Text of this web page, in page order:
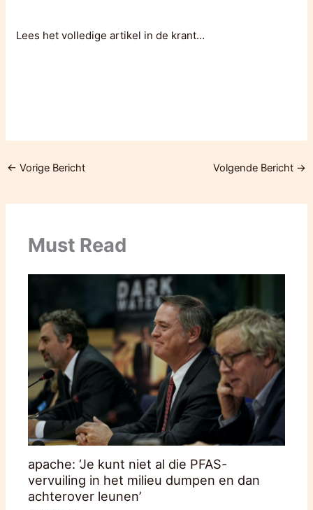
Lees het volledige artikel in de krant…
← Vorige Bericht Volgende Bericht →
Must Read
apache: ‘Je kunt niet al die PFAS-
vervuiling in het milieu dumpen en dan
achterover leunen’